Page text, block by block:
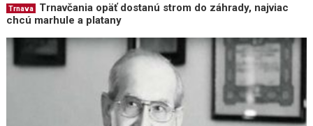
Trnava
Trnavčania opäť dostanú strom do záhrady, najviac
chcú marhule a platany